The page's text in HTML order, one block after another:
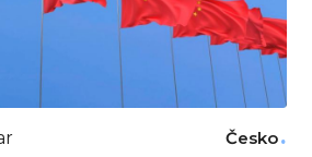
Česko